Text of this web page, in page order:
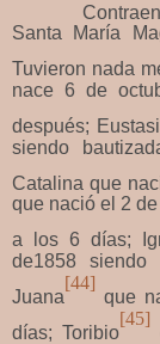
Contraen
Santa María
Tuvieron nada
nace 6 de
después;
siendo
Catalina que
que nació el 2
a los 6 días;
de1858
Juana
[44]
que
días; Toribio
[45]